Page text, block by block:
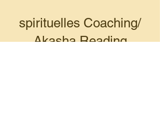
spirituelles Coaching/
Akasha Reading